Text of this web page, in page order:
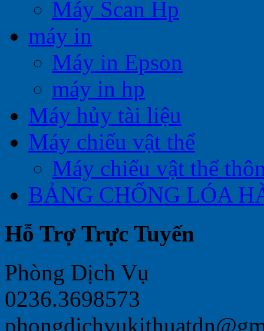
Máy Scan Hp
máy in
Máy in Epson
máy in hp
Máy hủy tài liệu
Máy chiếu vật thể
Máy chiếu vật thể
BẢNG CHỐNG LÓA
Hỗ Trợ Trực Tuyến
Phòng Dịch Vụ
0236.3698573